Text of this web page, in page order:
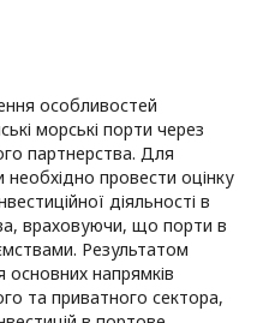
особливостей
морські порти через
партнерства. Для
провести оцінку
діяльності в
враховуючи, що порти в
Результатом
напрямків
та приватного сектора,